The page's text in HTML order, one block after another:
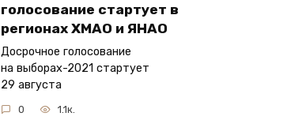
голосование стартует в
регионах ХМАО и ЯНАО
Досрочное голосование
на выборах-2021 стартует
29 августа
0 1.1к.